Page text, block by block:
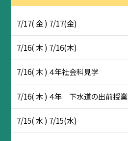
7/17( 金 ) 7/17(金)
7/16( 木 ) 7/16(木)
7/16( 木 ) ４年社会科見学
7/16( 木 ) ４年 下水道の出前授業
7/15( 水 ) 7/15(水)